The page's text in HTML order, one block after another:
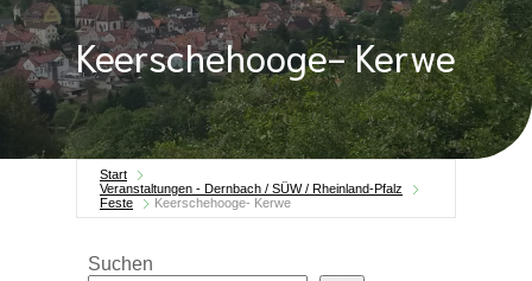
Keerschehooge- Kerwe
Start
Veranstaltungen - Dernbach / SÜW / Rheinland-Pfalz
Feste
Keerschehooge- Kerwe
Suchen